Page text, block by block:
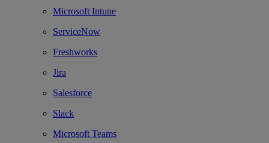
Microsoft Intune
ServiceNow
Freshworks
Jira
Salesforce
Slack
Microsoft Teams